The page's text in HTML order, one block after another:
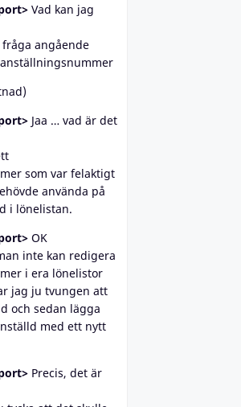
Vad kan jag
fråga angående
Jaa … vad är det
som var felaktigt
använda på
i lönelistan.
OK
inte kan redigera
i era lönelistor
jag ju tvungen att
och sedan lägga
med ett nytt
Precis, det är